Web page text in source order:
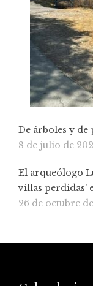
De árboles y de
8 de julio de
El arqueólogo
villas perdidas'
26 de octubre